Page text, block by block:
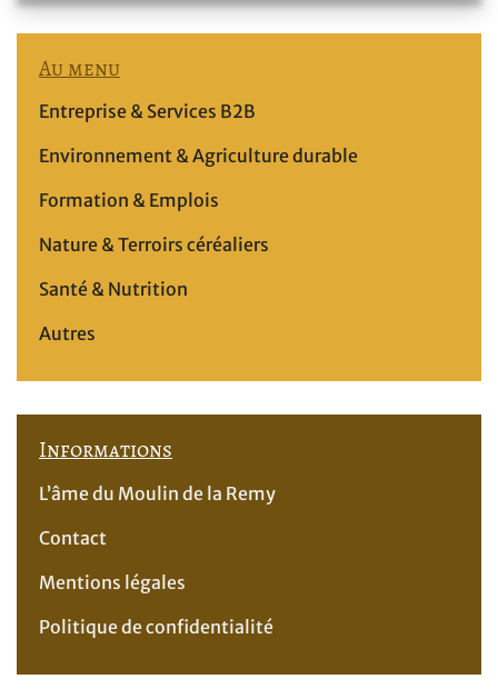
Au menu
Entreprise & Services B2B
Environnement & Agriculture durable
Formation & Emplois
Nature & Terroirs céréaliers
Santé & Nutrition
Autres
Informations
L’âme du Moulin de la Remy
Contact
Mentions légales
Politique de confidentialité